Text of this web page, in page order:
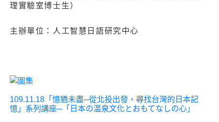
理實驗室博士生）
主辦單位：人工智慧日語研究中心
109.11.18「憶猶未盡─從北投出發，尋找台灣的日本記
憶」系列講座─「日本の温泉文化とおもてなしの心」